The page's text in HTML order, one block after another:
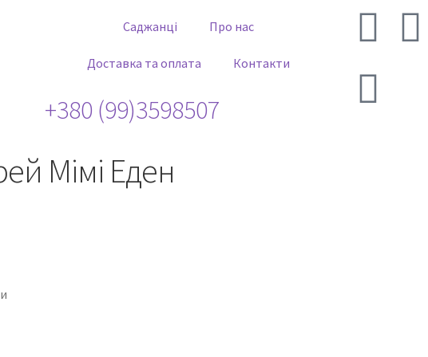
Саджанці Про нас
Доставка та оплата Контакти
+380 (99)3598507
Мімі Еден